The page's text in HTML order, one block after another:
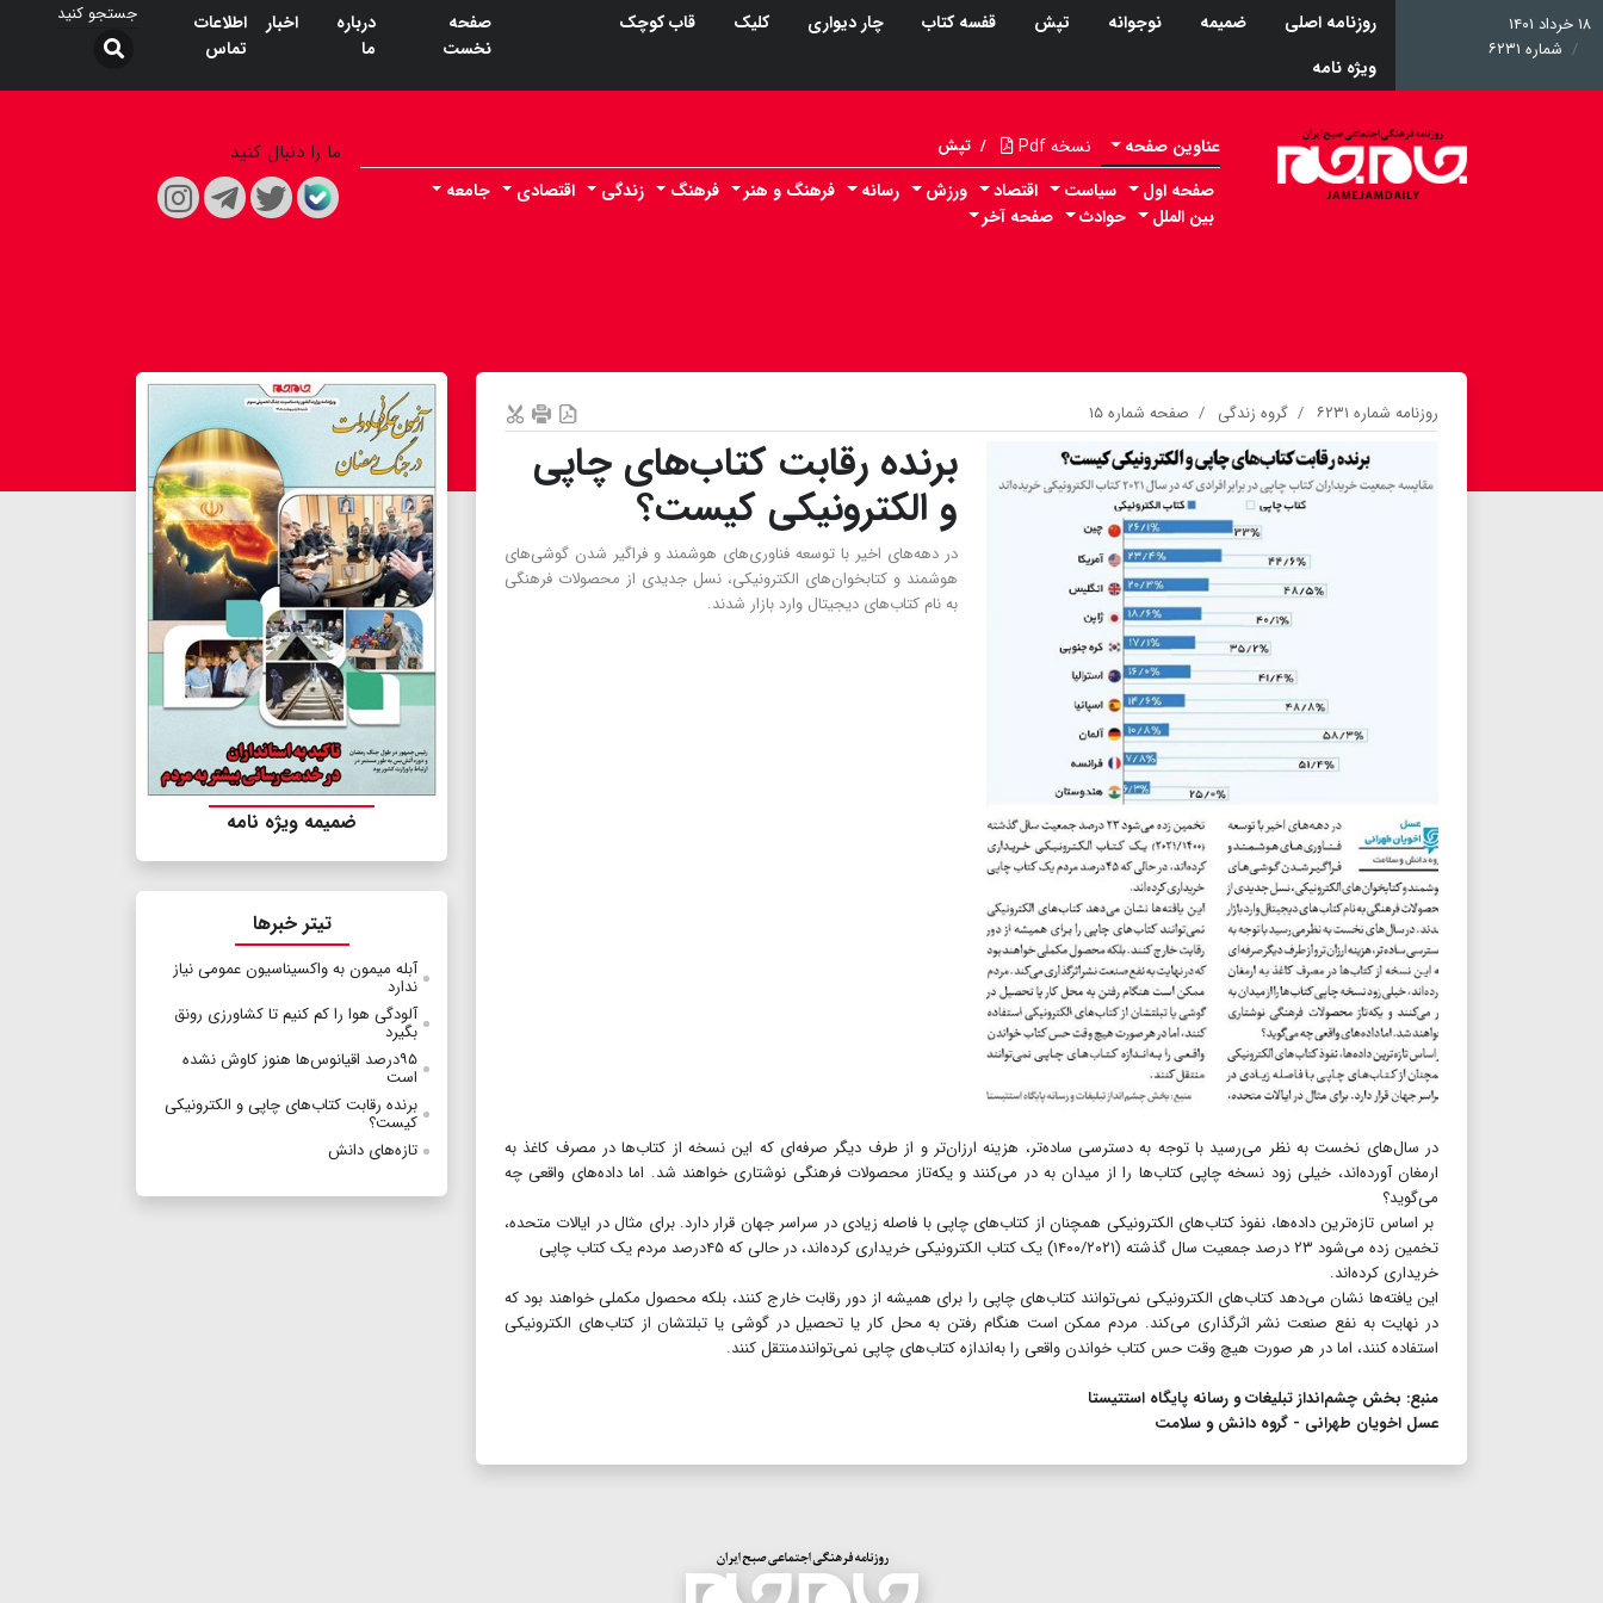
۱۸ خرداد ۱۴۰۱
شماره ۶۲۳۱
روزنامه اصلی ضمیمه نوجوانه تپش قفسه کتاب چار دیواری کلیک
قاب کوچک
ویژه نامه
صفحه
نخست
درباره
ما
اخبار
اطلاعات
تماس
عناوین صفحه نسخه Pdf / تپش
صفحه اول سیاست اقتصاد ورزش رسانه فرهنگ و هنر فرهنگ زندگی اقتصادی
جامعه
بین الملل
حوادث صفحه آخر
ما را دنبال کنید
روزنامه شماره ۶۲۳۱ گروه زندگی صفحه شماره ۱۵
برنده رقابت کتاب‌های چاپی
و الکترونیکی کیست؟
در دهه‌های اخیر با توسعه فناوری‌های هوشمند و فراگیر شدن گوشی‌های
هوشمند و کتابخوان‌های الکترونیکی، نسل جدیدی از محصولات فرهنگی
به نام کتاب‌های دیجیتال وارد بازار شدند.
در سال‌های نخست به نظر می‌رسید با توجه به دسترسی ساده‌تر، هزینه ارزان‌تر و از طرف دیگر صرفه‌ای که این نسخه از کتاب‌ها در مصرف کاغذ به
ارمغان آورده‌اند، خیلی زود نسخه چاپی کتاب‌ها را از میدان به در می‌کنند و یکه‌تاز محصولات فرهنگی نوشتاری خواهند شد. اما داده‌های واقعی چه
می‌گوید؟
بر اساس تازه‌ترین داده‌ها، نفوذ کتاب‌های الکترونیکی همچنان از کتاب‌های چاپی با فاصله زیادی در سراسر جهان قرار دارد. برای مثال در ایالات متحده،
تخمین زده می‌شود ۲۳ درصد جمعیت سال گذشته (۱۴۰۰/۲۰۲۱) یک کتاب الکترونیکی خریداری کرده‌اند، در حالی که ۴۵درصد مردم یک کتاب چاپی
خریداری کرده‌اند.
این یافته‌ها نشان می‌دهد کتاب‌های الکترونیکی نمی‌توانند کتاب‌های چاپی را برای همیشه از دور رقابت خارج کنند، بلکه محصول مکملی خواهند بود که
در نهایت به نفع صنعت نشر اثرگذاری می‌کند. مردم ممکن است هنگام رفتن به محل کار یا تحصیل در گوشی یا تبلتشان از کتاب‌های الکترونیکی
استفاده کنند، اما در هر صورت هیچ وقت حس کتاب خواندن واقعی را به‌اندازه کتاب‌های چاپی نمی‌توانندمنتقل کنند.
منبع: بخش چشم‌انداز تبلیغات و رسانه پایگاه استتیستا
عسل اخویان طهرانی - گروه دانش و سلامت
ضمیمه ویژه نامه
تیتر خبرها
آبله میمون به واکسیناسیون عمومی نیاز
ندارد
آلودگی هوا را کم کنیم تا کشاورزی رونق
بگیرد
۹۵درصد اقیانوس‌ها هنوز کاوش نشده
است
برنده رقابت کتاب‌های چاپی و الکترونیکی
کیست؟
تازه‌های دانش